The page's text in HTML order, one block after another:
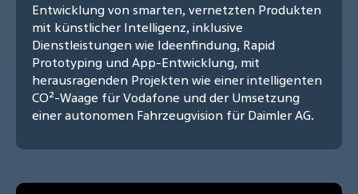
Entwicklung von smarten, vernetzten Produkten
mit künstlicher Intelligenz, inklusive
Dienstleistungen wie Ideenfindung, Rapid
Prototyping und App-Entwicklung, mit
herausragenden Projekten wie einer intelligenten
CO²-Waage für Vodafone und der Umsetzung
einer autonomen Fahrzeugvision für Daimler AG.